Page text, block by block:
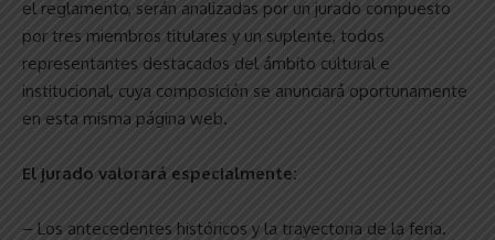
el reglamento, serán analizadas por un jurado compuesto
por tres miembros titulares y un suplente, todos
representantes destacados del ámbito cultural e
institucional, cuya composición se anunciará oportunamente
en esta misma página web.
El jurado valorará especialmente:
– Los antecedentes históricos y la trayectoria de la feria.